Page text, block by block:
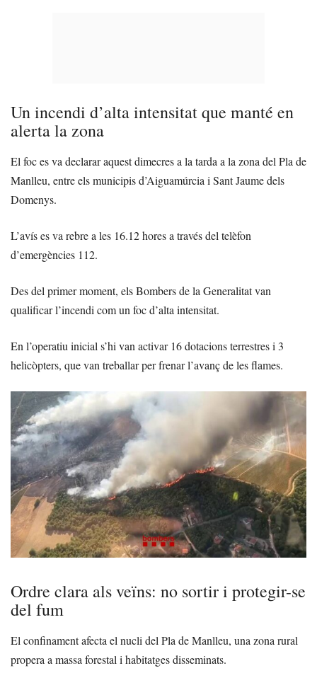
Un incendi d’alta intensitat que manté en
alerta la zona
El foc es va declarar aquest dimecres a la tarda a la zona del Pla de
Manlleu, entre els municipis d’Aiguamúrcia i Sant Jaume dels
Domenys.
L’avís es va rebre a les 16.12 hores a través del telèfon
d’emergències 112.
Des del primer moment, els Bombers de la Generalitat van
qualificar l’incendi com un foc d’alta intensitat.
En l’operatiu inicial s’hi van activar 16 dotacions terrestres i 3
helicòpters, que van treballar per frenar l’avanç de les flames.
Ordre clara als veïns: no sortir i protegir-se
del fum
El confinament afecta el nucli del Pla de Manlleu, una zona rural
propera a massa forestal i habitatges disseminats.